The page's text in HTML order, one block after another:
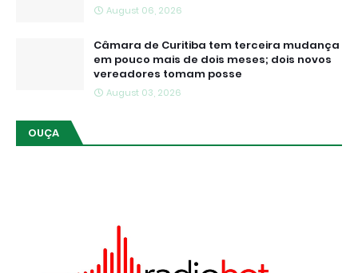
August 06, 2026
Câmara de Curitiba tem terceira mudança
em pouco mais de dois meses; dois novos
vereadores tomam posse
August 03, 2026
OUÇA